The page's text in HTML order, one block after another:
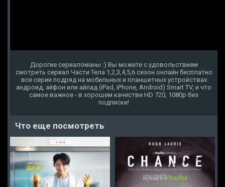
Дорогие сериаломаны :) Вы можете с удовольствием
смотреть сериал Части Тела 1,2,3,4,5,6 сезон онлайн бесплатно
все серии подряд на мобильных и планшетных устройствах
андроид, айфон или айпад (iPad, iPhone, Android) Smart TV, и что
самое важное - в хорошем качестве HD 720, 1080p без
подписки!
Что еще посмотреть